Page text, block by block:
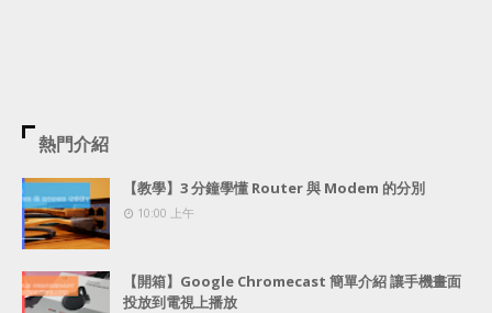
熱門介紹
【教學】3 分鐘學懂 Router 與 Modem 的分別
10:00 上午
【開箱】Google Chromecast 簡單介紹 讓手機畫面
投放到電視上播放